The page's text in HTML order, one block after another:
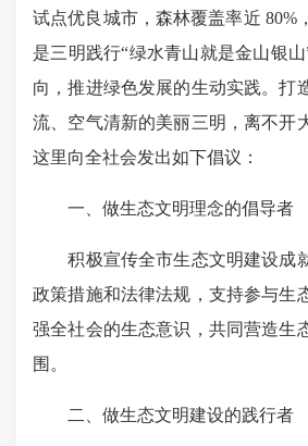
试点优良城市，森林覆盖率近 80%
是三明践行“绿水青山就是金山银
向，推进绿色发展的生动实践。打
流、空气清新的美丽三明，离不开
这里向全社会发出如下倡议：
一、做生态文明理念的倡导者
积极宣传全市生态文明建设成就
政策措施和法律法规，支持参与生
强全社会的生态意识，共同营造生
围。
二、做生态文明建设的践行者